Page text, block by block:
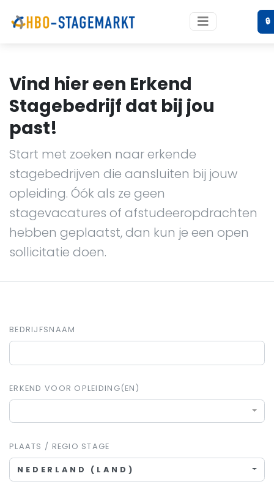
🔒
Vind hier een Erkend
Stagebedrijf dat bij jou
past!
Start met zoeken naar erkende
stagebedrijven die aansluiten bij jouw
opleiding. Óók als ze geen
stagevacatures of afstudeeropdrachten
hebben geplaatst, dan kun je een open
sollicitatie doen.
BEDRIJFSNAAM
ERKEND VOOR OPLEIDING(EN)
PLAATS / REGIO STAGE
NEDERLAND (LAND)